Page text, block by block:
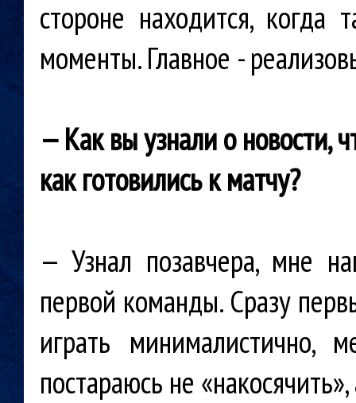
стороне находится, когда
моменты. Главное -
— Как вы узнали о новости,
как готовились к матчу?
— Узнал позавчера, мне
первой команды. Сразу
играть минималистично,
постараюсь не